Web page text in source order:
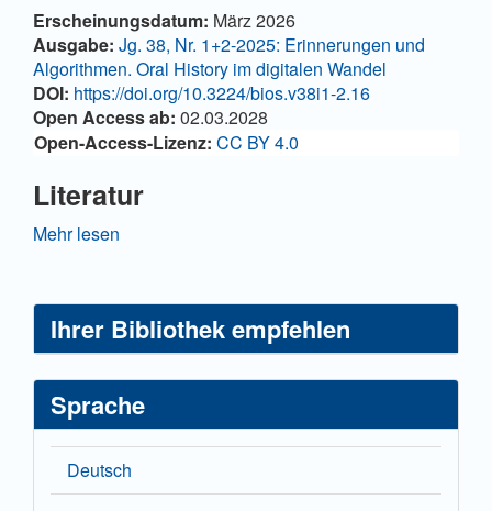
Artikel-
Details
Erscheinungsdatum: März 2026
Ausgabe: Jg. 38, Nr. 1+2-2025: Erinnerungen und
Algorithmen. Oral History im digitalen Wandel
DOI: https://doi.org/10.3224/bios.v38i1-2.16
Open Access ab: 02.03.2028
Open-Access-Lizenz: CC BY 4.0
Literatur
Arp, Agnès (2024): Gedächtnisspuren. Oral-History-
erinnern und vergessen wir?“ Psychologische,
neurophilosophische und geschichtswissenschaftliche
Zugänge, Konferenzschrift, 2022 Erfurt, Gießen:
Psychosozial-Verlag, 71-79.
https://doi.org/10.30820/9783837962468-71
Sarah Sorenson (2024): Large Language Models: A
Mehr lesen
Ihrer Bibliothek empfehlen
Sprache
Deutsch